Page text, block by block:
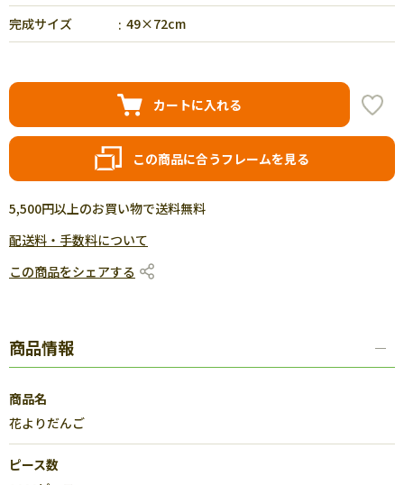
完成サイズ 49×72cm
カートに入れる
この商品に合うフレームを見る
5,500円以上のお買い物で送料無料
配送料・手数料について
この商品をシェアする
商品情報
商品名
花よりだんご
ピース数